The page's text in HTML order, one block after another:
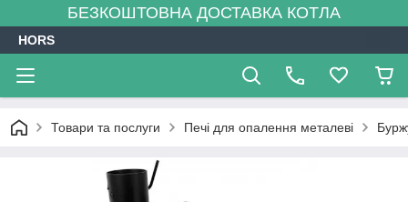
БЕЗКОШТОВНА ДОСТАВКА КОТЛА
HORS
Товари та послуги Печі для опалення металеві